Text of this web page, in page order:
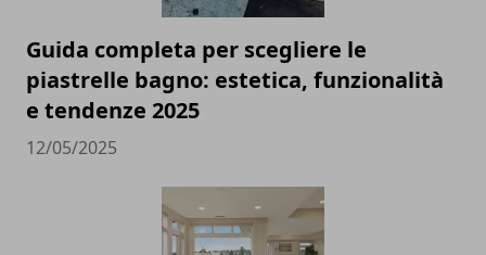
Guida completa per scegliere le
piastrelle bagno: estetica, funzionalità
e tendenze 2025
12/05/2025